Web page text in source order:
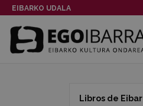
EIBARKO UDALA
Libros de Eibar